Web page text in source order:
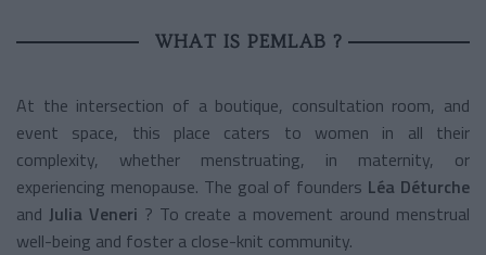
WHAT IS PEMLAB ?
At the intersection of a boutique, consultation room, and
event space, this place caters to women in all their
complexity, whether menstruating, in maternity, or
experiencing menopause. The goal of founders Léa Déturche
and Julia Veneri ? To create a movement around menstrual
well-being and foster a close-knit community.